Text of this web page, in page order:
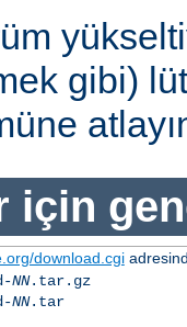
gibi)
için
download.cgi
NN.tar.gz
NN.tar